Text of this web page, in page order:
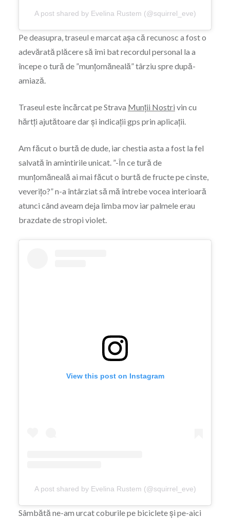
A post shared by Evelina Rustem (@squirrel_eve)
Pe deasupra, traseul e marcat așa că recunosc a fost o
adevărată plăcere să îmi bat recordul personal la a
începe o tură de ”munțomăneală” târziu spre după-
amiază.
Traseul este încărcat pe Strava Munții Nostri vin cu
hărtți ajutătoare dar și indicații gps prin aplicații.
Am făcut o burtă de dude, iar chestia asta a fost la fel
salvată în amintirile unicat. ”-În ce tură de
munțomăneală ai mai făcut o burtă de fructe pe cinste,
veverițo?” n-a întârziat să mă întrebe vocea interioară
atunci când aveam deja limba mov iar palmele erau
brazdate de stropi violet.
View this post on Instagram
A post shared by Evelina Rustem (@squirrel_eve)
Sâmbătă ne-am urcat coburile pe biciclete și pe-aici